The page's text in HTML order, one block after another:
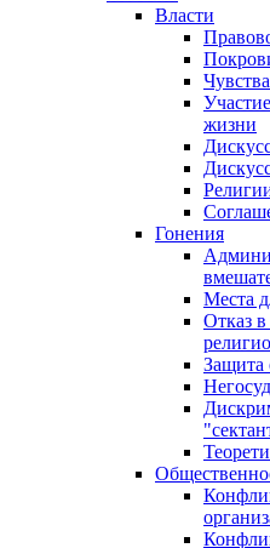
Власти
жизни
Гонения
Места
Отказ
Защита